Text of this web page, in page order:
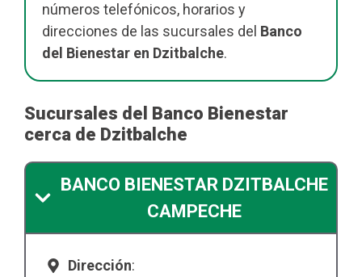
números telefónicos, horarios y
direcciones de las sucursales del Banco
del Bienestar en Dzitbalche.
Sucursales del Banco Bienestar
cerca de Dzitbalche
BANCO BIENESTAR DZITBALCHE
CAMPECHE
Dirección: